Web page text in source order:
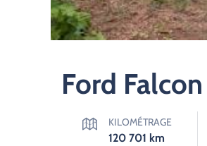
Ford
KILOMÉTRAGE
120 701 km